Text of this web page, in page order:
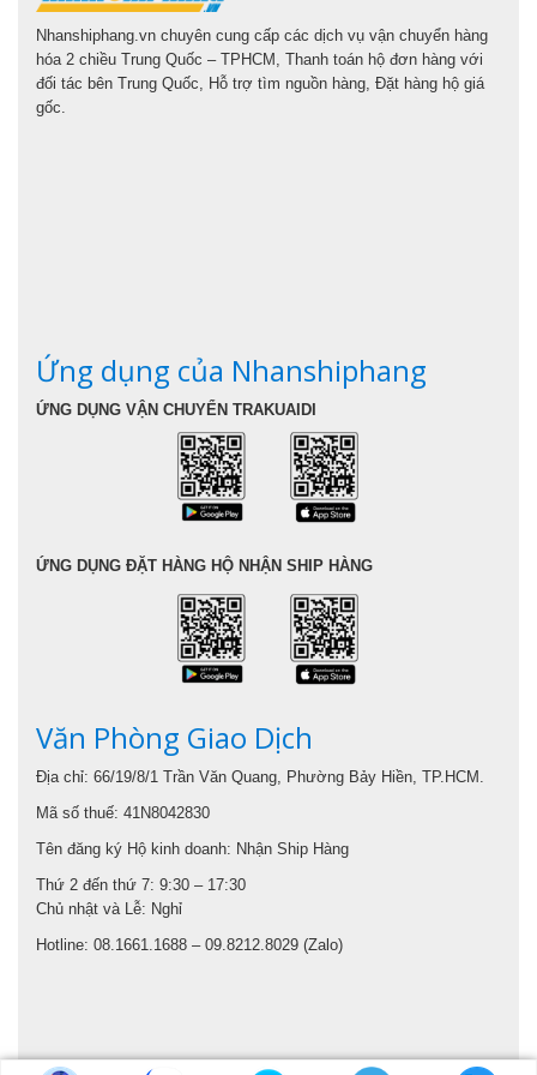
Nhanshiphang.vn chuyên cung cấp các dịch vụ vận chuyển hàng
hóa 2 chiều Trung Quốc – TPHCM, Thanh toán hộ đơn hàng với
đối tác bên Trung Quốc, Hỗ trợ tìm nguồn hàng, Đặt hàng hộ giá
gốc.
Ứng dụng của Nhanshiphang
ỨNG DỤNG VẬN CHUYỂN TRAKUAIDI
ỨNG DỤNG ĐẶT HÀNG HỘ NHẬN SHIP HÀNG
Văn Phòng Giao Dịch
Địa chỉ: 66/19/8/1 Trần Văn Quang, Phường Bảy Hiền, TP.HCM.
Mã số thuế: 41N8042830
Tên đăng ký Hộ kinh doanh: Nhận Ship Hàng
Thứ 2 đến thứ 7: 9:30 – 17:30
Chủ nhật và Lễ: Nghỉ
Hotline: 08.1661.1688 – 09.8212.8029 (Zalo)